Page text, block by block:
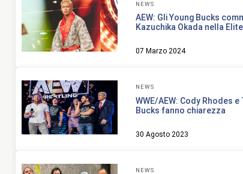
NEWS
AEW: Gli Young Bucks
Kazuchika Okada nella Elite
07 Marzo 2024
NEWS
WWE/AEW: Cody Rhodes
Bucks fanno chiarezza
30 Agosto 2023
NEWS